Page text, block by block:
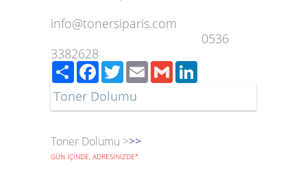
info@tonersiparis.com
0536
3382628
PaylaşFacebook
TwitterEmailGmail
Toner Dolumu
Toner Dolumu >>>
GÜN İÇİNDE, ADRESİNİZDE*.